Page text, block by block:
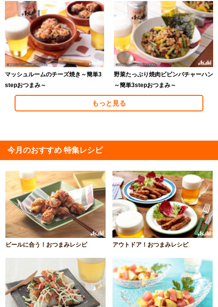
マッシュルームのチーズ焼き～簡単3
stepおつまみ～
野菜たっぷり焼肉ビビンバチャーハン
～簡単3stepおつまみ～
もっと見る
今月のおすすめ 特集レシピ
ビールに合う！おつまみレシピ アウトドア！おつまみレシピ